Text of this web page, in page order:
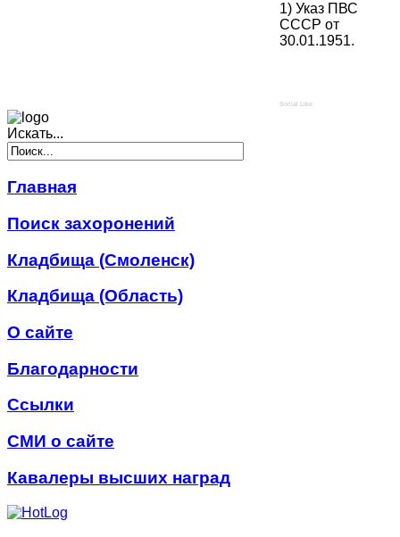
1) Указ ПВС
СССР от
30.01.1951.
Social Like
Искать...
Главная
Поиск захоронений
Кладбища (Смоленск)
Кладбища (Область)
О сайте
Благодарности
Ссылки
СМИ о сайте
Кавалеры высших наград